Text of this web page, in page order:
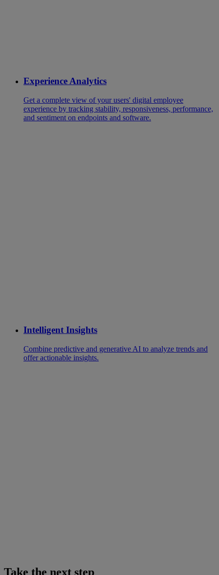
Experience Analytics
Get a complete view of your users' digital employee
experience by tracking stability, responsiveness, performance,
and sentiment on endpoints and software.
Intelligent Insights
Combine predictive and generative AI to analyze trends and
offer actionable insights.
Take the next step